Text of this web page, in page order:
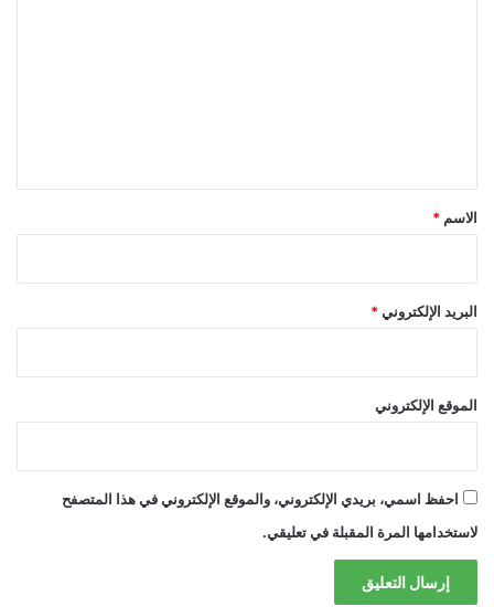
*
الاسم *
البريد الإلكتروني *
الموقع الإلكتروني
احفظ اسمي، بريدي الإلكتروني، والموقع الإلكتروني في هذا المتصفح
لاستخدامها المرة المقبلة في تعليقي.